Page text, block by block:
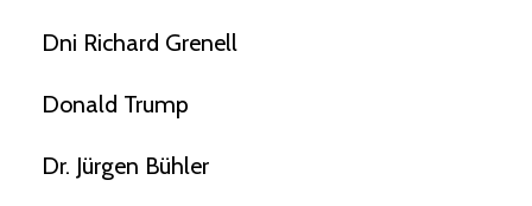
Dni Richard Grenell
Donald Trump
Dr. Jürgen Bühler